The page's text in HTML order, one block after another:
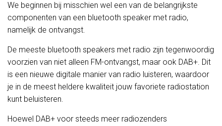
We beginnen bij misschien wel een van de belangrijkste
componenten van een bluetooth speaker met radio,
namelijk de ontvangst.
De meeste bluetooth speakers met radio zijn tegenwoordig
voorzien van niet alleen FM-ontvangst, maar ook DAB+. Dit
is een nieuwe digitale manier van radio luisteren, waardoor
je in de meest heldere kwaliteit jouw favoriete radiostation
kunt beluisteren.
Hoewel DAB+ voor steeds meer radiozenders